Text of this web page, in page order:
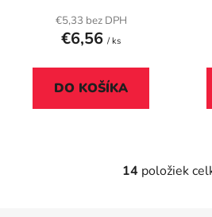
€5,33 bez DPH
€6,56 / ks
DO KOŠÍKA
O
14 položiek